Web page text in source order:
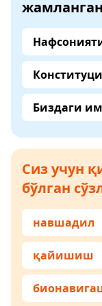
Биздаги
Сиз учун
бўлган
навшадил
қайишиш